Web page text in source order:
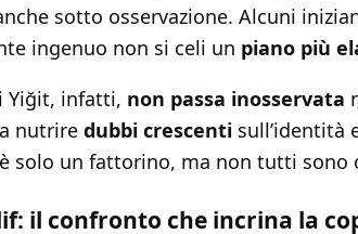
sotto osservazione. Alcuni
ingenuo non si celi un piano più
Yiğit, infatti, non passa inosservata
nutrire dubbi crescenti sull’identità
solo un fattorino, ma non tutti sono
il confronto che incrina la